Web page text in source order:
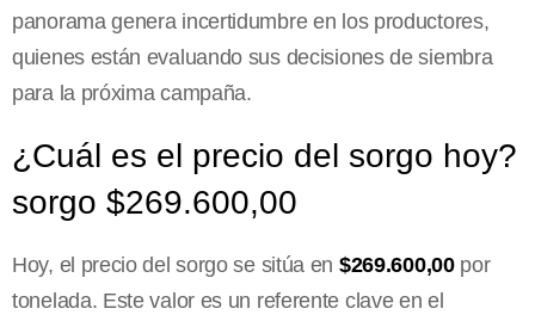
panorama genera incertidumbre en los productores,
quienes están evaluando sus decisiones de siembra
para la próxima campaña.
¿Cuál es el precio del sorgo hoy?
sorgo $269.600,00
Hoy, el precio del sorgo se sitúa en $269.600,00por
tonelada. Este valor es un referente clave en el